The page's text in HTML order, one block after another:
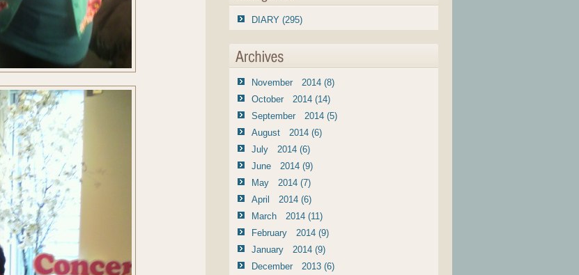
DIARY (295)
November 2014 (8)
October 2014 (14)
September 2014 (5)
August 2014 (6)
July 2014 (6)
June 2014 (9)
May 2014 (7)
April 2014 (6)
March 2014 (11)
February 2014 (9)
January 2014 (9)
December 2013 (6)